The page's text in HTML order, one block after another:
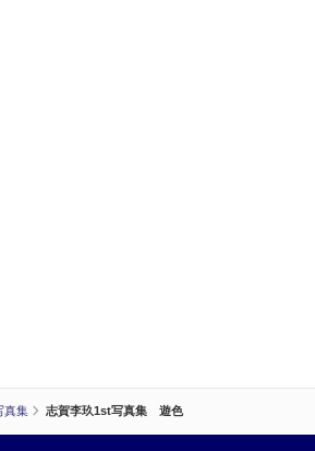
真集 志賀李玖1st写真集 遊色